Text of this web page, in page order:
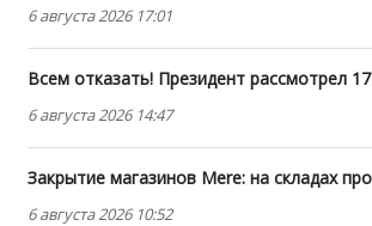
6 августа 2026 17:01
Всем отказать! Президент рассмотрел
6 августа 2026 14:47
Закрытие магазинов Mere: на складах
6 августа 2026 10:52